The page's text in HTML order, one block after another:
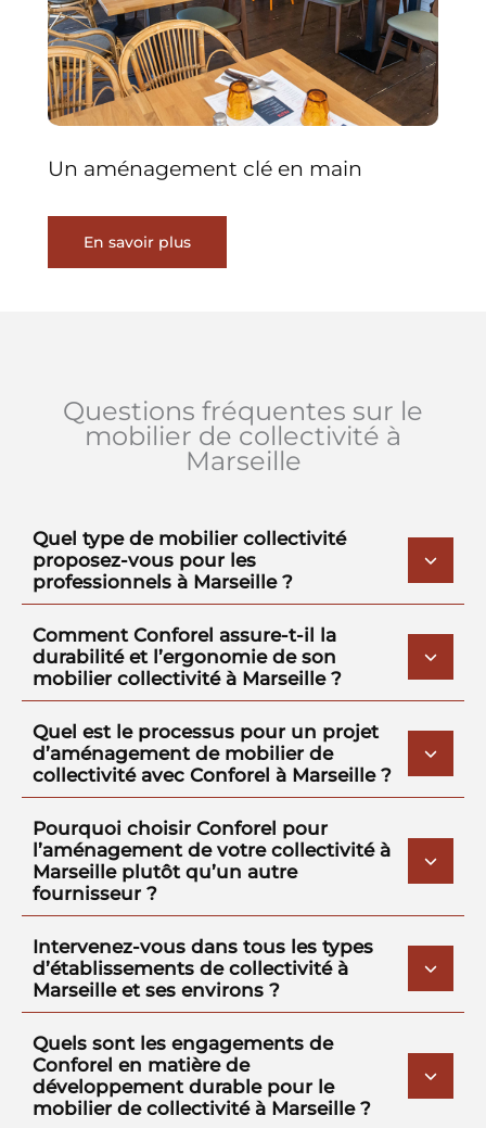
Un aménagement clé en main
En savoir plus
Questions fréquentes sur le
mobilier de collectivité à
Marseille
Quel type de mobilier collectivité
proposez-vous pour les
professionnels à Marseille ?
Comment Conforel assure-t-il la
durabilité et l’ergonomie de son
mobilier collectivité à Marseille ?
Quel est le processus pour un projet
d’aménagement de mobilier de
collectivité avec Conforel à Marseille ?
Pourquoi choisir Conforel pour
l’aménagement de votre collectivité à
Marseille plutôt qu’un autre
fournisseur ?
Intervenez-vous dans tous les types
d’établissements de collectivité à
Marseille et ses environs ?
Quels sont les engagements de
Conforel en matière de
développement durable pour le
mobilier de collectivité à Marseille ?